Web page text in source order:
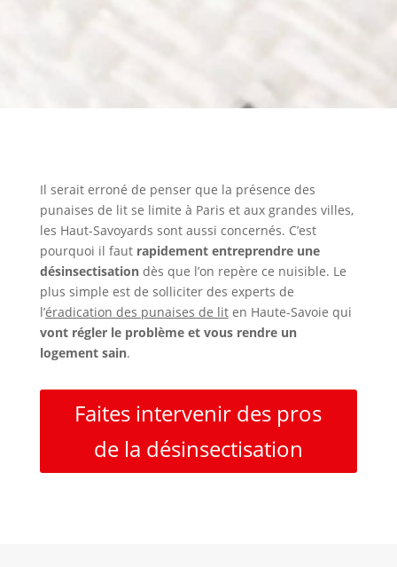
Il serait erroné de penser que la présence des
punaises de lit se limite à Paris et aux grandes villes,
les Haut-Savoyards sont aussi concernés. C’est
pourquoi il faut rapidement entreprendre une
désinsectisationdès que l’on repère ce nuisible. Le
plus simple est de solliciter des experts de
l’éradication des punaises de liten Haute-Savoie qui
vont régler le problème et vous rendre un
logement sain.
Faites intervenir des pros
de la désinsectisation